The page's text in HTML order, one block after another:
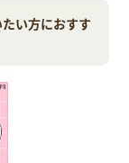
い方におすす